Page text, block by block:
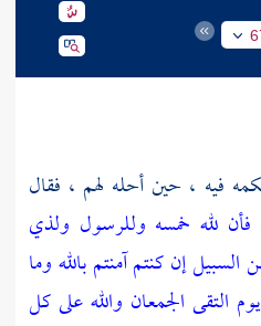
فيه ، حين أحله لهم ، فقال
فأن لله خمسه وللرسول ولذي
السبيل إن كنتم آمنتم بالله وما
التقى الجمعان والله على كل